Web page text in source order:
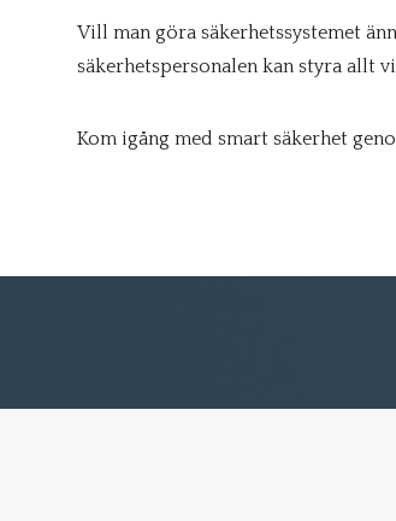
Vill man göra säkerhetssystemet
säkerhetspersonalen kan styra allt
Kom igång med smart säkerhet